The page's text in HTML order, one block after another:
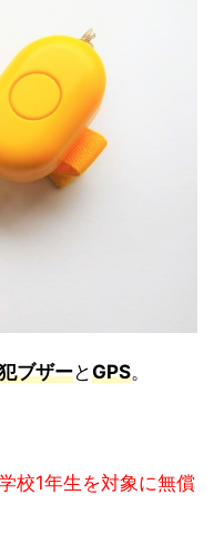
ブザーとGPS。
校1年生を対象に無償